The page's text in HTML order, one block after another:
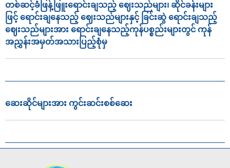
တစ်ဆင့်ခံဖြန့်ဖြူးရောင်းချသည့် ဈေးသည်များ၊ ဆိုင်ခန်းများ
ဖြင့် ရောင်းချနေသည့် ဈေးသည်များနှင့် ခြင်းဆွဲ ရောင်းချသည့်
ဈေးသည်များအား ရောင်းချနေသည့်ကုန်ပစ္စည်းများတွင် ကုန်
အညွှန်းအမှတ်အသားပြည့်စုံမှ
ဆေးဆိုင်များအား ကွင်းဆင်းစစ်ဆေး